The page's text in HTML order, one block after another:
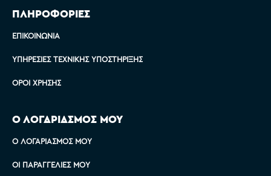
ΠΛΗΡΟΦΟΡΙΕΣ
ΕΠΙΚΟΙΝΩΝΊΑ
ΥΠΗΡΕΣΊΕΣ ΤΕΧΝΙΚΉΣ ΥΠΟΣΤΉΡΙΞΗΣ
ΌΡΟΙ ΧΡΉΣΗΣ
Ο ΛΟΓΑΡΙΑΣΜΟΣ ΜΟΥ
Ο ΛΟΓΑΡΙΑΣΜΌΣ ΜΟΥ
ΟΙ ΠΑΡΑΓΓΕΛΊΕΣ ΜΟΥ